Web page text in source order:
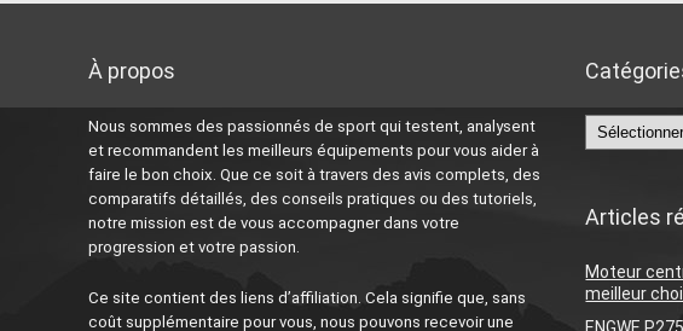
À propos
Nous sommes des passionnés de sport qui testent, analysent
et recommandent les meilleurs équipements pour vous aider à
faire le bon choix. Que ce soit à travers des avis complets, des
comparatifs détaillés, des conseils pratiques ou des tutoriels,
notre mission est de vous accompagner dans votre
progression et votre passion.
Ce site contient des liens d’affiliation. Cela signifie que, sans
coût supplémentaire pour vous, nous pouvons recevoir une
Catégories
Articles
Moteur
meilleur
ENGWE